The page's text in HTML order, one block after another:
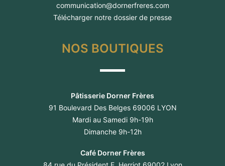
communication@dornerfreres.com
Télécharger notre dossier de presse
NOS BOUTIQUES
Pâtisserie Dorner Frères
91 Boulevard Des Belges 69006 LYON
Mardi au Samedi 9h-19h
Dimanche 9h-12h
Café Dorner Frères